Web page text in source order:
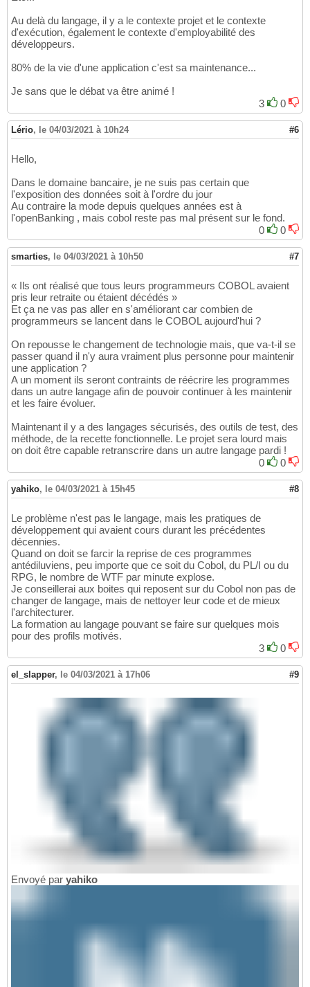
Au delà du langage, il y a le contexte projet et le contexte
d'exécution, également le contexte d'employabilité des
développeurs.
80% de la vie d'une application c'est sa maintenance...
Je sans que le débat va être animé !
3
0
Lério, le 04/03/2021 à 10h24 #6
Hello,
Dans le domaine bancaire, je ne suis pas certain que
l'exposition des données soit à l'ordre du jour
Au contraire la mode depuis quelques années est à
l'openBanking , mais cobol reste pas mal présent sur le fond.
0
0
smarties, le 04/03/2021 à 10h50 #7
« Ils ont réalisé que tous leurs programmeurs COBOL avaient
pris leur retraite ou étaient décédés »
Et ça ne vas pas aller en s'améliorant car combien de
programmeurs se lancent dans le COBOL aujourd'hui ?
On repousse le changement de technologie mais, que va-t-il se
passer quand il n'y aura vraiment plus personne pour maintenir
une application ?
A un moment ils seront contraints de réécrire les programmes
dans un autre langage afin de pouvoir continuer à les maintenir
et les faire évoluer.
Maintenant il y a des langages sécurisés, des outils de test, des
méthode, de la recette fonctionnelle. Le projet sera lourd mais
on doit être capable retranscrire dans un autre langage pardi !
0
0
yahiko, le 04/03/2021 à 15h45 #8
Le problème n'est pas le langage, mais les pratiques de
développement qui avaient cours durant les précédentes
décennies.
Quand on doit se farcir la reprise de ces programmes
antédiluviens, peu importe que ce soit du Cobol, du PL/I ou du
RPG, le nombre de WTF par minute explose.
Je conseillerai aux boites qui reposent sur du Cobol non pas de
changer de langage, mais de nettoyer leur code et de mieux
l'architecturer.
La formation au langage pouvant se faire sur quelques mois
pour des profils motivés.
3
0
el_slapper, le 04/03/2021 à 17h06 #9
Envoyé par yahiko